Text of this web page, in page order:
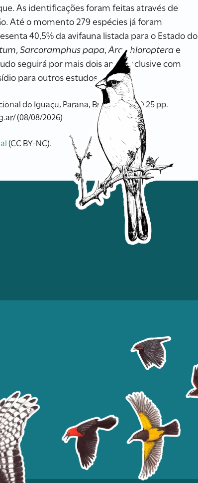
As identificações foram feitas através de
Até o momento 279 espécies já foram
40,5% da avifauna listada para o Estado do
,Sarcoramphus papa,Ara chloropterae
seguirá por mais dois anos, inclusive com
para outros estudos.
do Iguaçu, Parana, Brasil. VIII RAO 25 pp.
(08/08/2026)
(CC BY-NC).